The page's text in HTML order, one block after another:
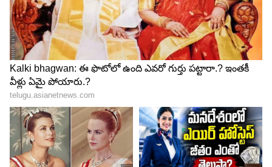
లేటెస్ట్ గా పంచుకున్న పిక్స్ లో ప్రియా ప్రకాశ్ వారియర్
ట్రెడిషనల్ లుక్ లో ఆకట్టుకుంది. చుడీదార్ లో హోయలు
పోతూ అన్ని యాంగిల్లో ఫొటోలకు పోజులిచ్చింది. చిలిపి
పోజులతో, కసి చూపులతో నెటిజన్లను కవ్విస్తోంది. ఫొటోలపై
లైక్స్, కామెంట్లు పెడుతూ ఎంకరేజ్ చేస్తున్నారు.